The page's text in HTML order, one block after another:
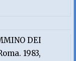
DEI
1983,